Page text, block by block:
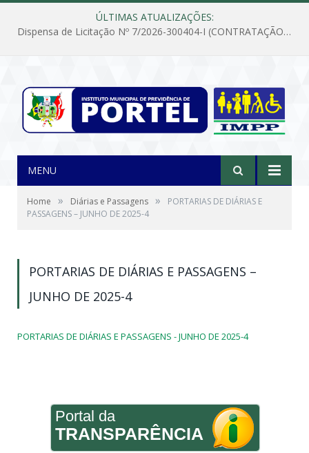
ÚLTIMAS ATUALIZAÇÕES:
Dispensa de Licitação Nº 7/2026-300404-I (CONTRATAÇÃO DE EMPRESA PARA MANUTENÇÃO E REPARAÇÃO DE APARELHOS DE AR CONDICIONADO, EM ATENDIMENTO ÀS NECESSIDADES DO INSTITUTO DE PREVIDÊNCIA MUNICIPAL DE PORTEL/PA)
MENU
Home » Diárias e Passagens »
PORTARIAS DE DIÁRIAS E
PASSAGENS – JUNHO DE 2025-4
PORTARIAS DE DIÁRIAS E PASSAGENS –
JUNHO DE 2025-4
PORTARIAS DE DIÁRIAS E PASSAGENS - JUNHO DE 2025-4
Portal da
TRANSPARÊNCIA